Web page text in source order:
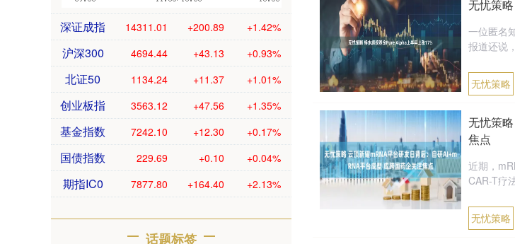
无忧策
一位匿名
报道还说
无忧策略
无忧策
焦点
近期，
CAR-T疗
无忧策略
深证成指 14311.01 +200.89 +1.42%
沪深300 4694.44 +43.13 +0.93%
北证50 1134.24 +11.37 +1.01%
创业板指 3563.12 +47.56 +1.35%
基金指数 7242.10 +12.30 +0.17%
国债指数 229.69 +0.10 +0.04%
期指IC0 7877.80 +164.40 +2.13%
话题标签